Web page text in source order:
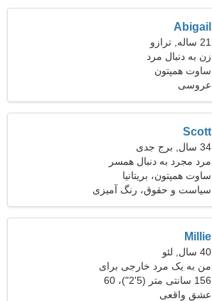
Abigail
21 ساله, ترازو
زن به دنبال مرد
ساوت همپتون
عروسی
Scott
34 سال, برج جدی
مرد مجرد به دنبال همسر
ساوت همپتون، بریتانیا
سیاست و حقوق، رنگ آمیزی
Millie
40 سال, لئو
من به یک مرد خارجی برای
دوستیابی نیاز دارم
156 سانتی متر (5'2")، 60
کیلوگرم (132 پوند)
عشق واقعی